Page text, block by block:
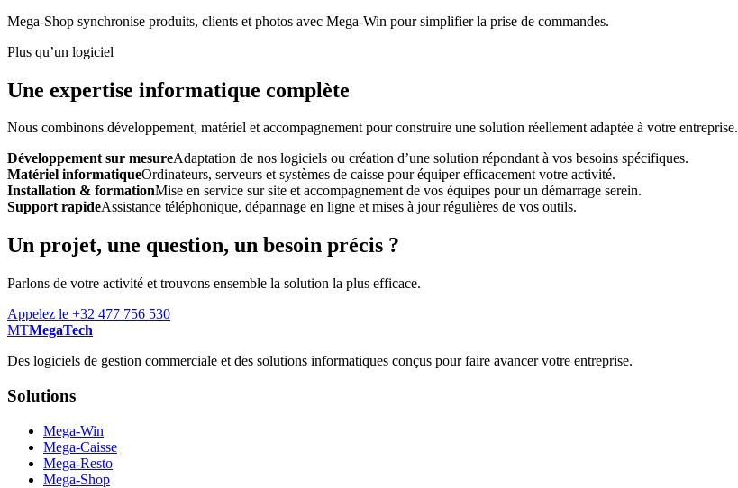
Mega-Shop synchronise produits, clients et photos avec Mega-Win pour simplifier la prise de commandes.
Plus qu’un logiciel
Une expertise informatique complète
Nous combinons développement, matériel et accompagnement pour construire une solution réellement adaptée à votre entreprise.
Développement sur mesureAdaptation de nos logiciels ou création d’une solution répondant à vos besoins spécifiques.
Matériel informatiqueOrdinateurs, serveurs et systèmes de caisse pour équiper efficacement votre activité.
Installation & formationMise en service sur site et accompagnement de vos équipes pour un démarrage serein.
Support rapideAssistance téléphonique, dépannage en ligne et mises à jour régulières de vos outils.
Un projet, une question, un besoin précis ?
Parlons de votre activité et trouvons ensemble la solution la plus efficace.
Appelez le +32 477 756 530
MTMegaTech
Des logiciels de gestion commerciale et des solutions informatiques conçus pour faire avancer votre entreprise.
Solutions
Mega-Win
Mega-Caisse
Mega-Resto
Mega-Shop